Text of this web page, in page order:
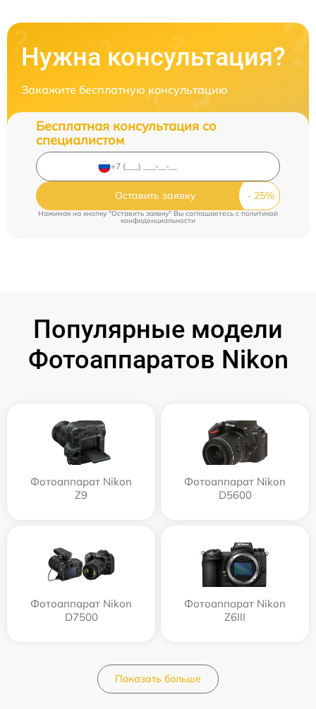
Нужна консультация?
Закажите бесплатную консультацию
Бесплатная консультация со
специалистом
Оставить заявку
Нажимая на кнопку "Оставить заявку" Вы соглашаетесь cполитикой
конфиденциальности
Популярные модели
Фотоаппаратов Nikon
Фотоаппарат Nikon
Z9
Фотоаппарат Nikon
D5600
Фотоаппарат Nikon
D7500
Фотоаппарат Nikon
Z6III
Показать больше